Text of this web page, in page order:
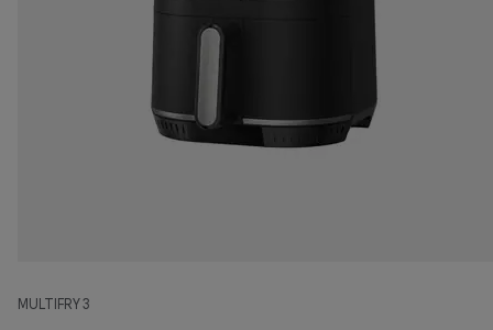
MULTIFRY 3